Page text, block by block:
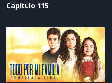
Capítulo 115